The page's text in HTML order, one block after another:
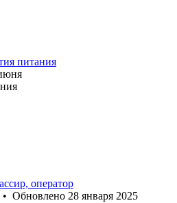
питания
оператор
• Обновлено 28 января 2025